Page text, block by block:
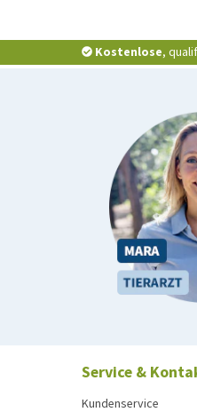
Kostenlose,
Service &
Kundenservice